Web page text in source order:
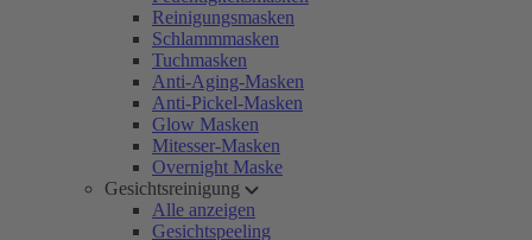
Reinigungsmasken
Schlammmasken
Tuchmasken
Anti-Aging-Masken
Anti-Pickel-Masken
Glow Masken
Mitesser-Masken
Overnight Maske
Gesichtsreinigung
Alle anzeigen
Gesichtspeeling